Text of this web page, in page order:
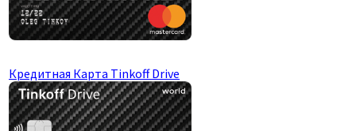
Кредитная Карта Tinkoff Drive